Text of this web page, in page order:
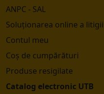
ANPC - SAL
Soluționarea online a
Contul meu
Coș de cumpărături
Produse resigilate
Catalog electronic UTB